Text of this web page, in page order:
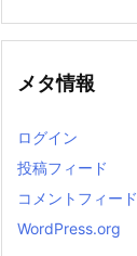
メタ情報
ログイン
投稿フィード
コメントフィード
WordPress.org